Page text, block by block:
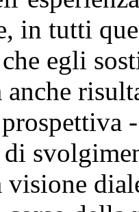
in tutti
egli
visione